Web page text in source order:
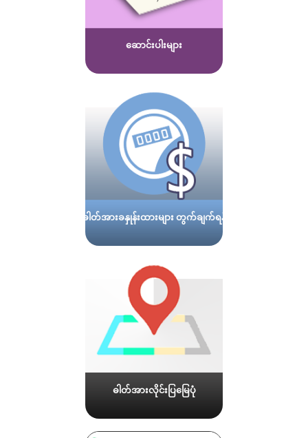
ဆောင်းပါးများ
ဓါတ်အားခနှုန်းထားများ တွက်ချက်ရန်
ဓါတ်အားလိုင်းပြမြေပုံ